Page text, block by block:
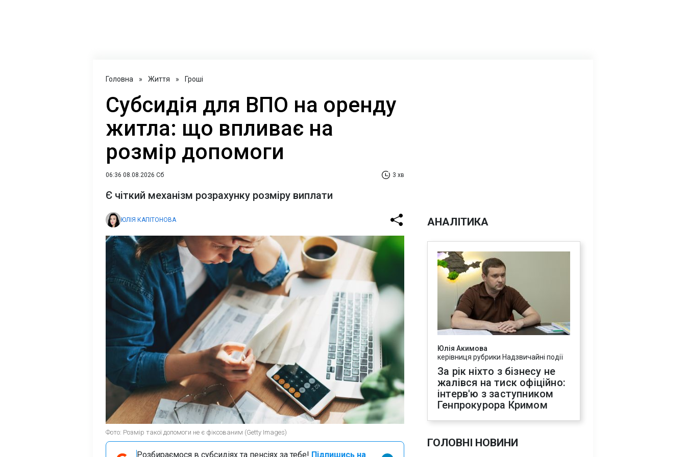
Головна » Життя » Гроші
Субсидія для ВПО на оренду
житла: що впливає на
розмір допомоги
06:36 08.08.2026 Сб 3 хв
Є чіткий механізм розрахунку розміру виплати
ЮЛІЯ КАПІТОНОВА
Фото: Розмір такої допомоги не є фіксованим (Getty Images)
Розбираємося в субсидіях та пенсіях за тебе! Підпишись на
АНАЛІТИКА
Юлія Акимова
керівниця рубрики Надзвичайні події
За рік ніхто з бізнесу не
жалівся на тиск офіційно:
інтерв'ю з заступником
Генпрокурора Кримом
ГОЛОВНІ НОВИНИ